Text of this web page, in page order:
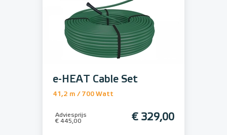
e-HEAT Cable Set
41,2 m / 700 Watt
Adviesprijs
€ 445,00
€ 329,00